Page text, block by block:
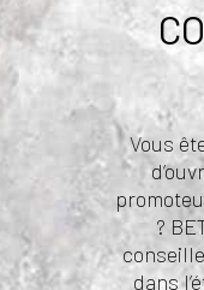
Vous
?
dans